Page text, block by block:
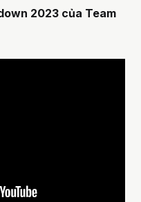
2023 của Team